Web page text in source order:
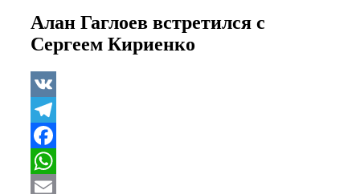
Алан Гаглоев встретился с
Сергеем Кириенко
VK
Telegram
Facebook
WhatsApp